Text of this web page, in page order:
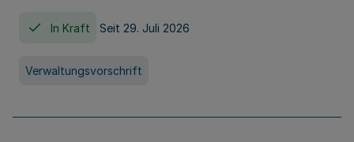
In Kraft Seit 29. Juli 2026
Verwaltungsvorschrift